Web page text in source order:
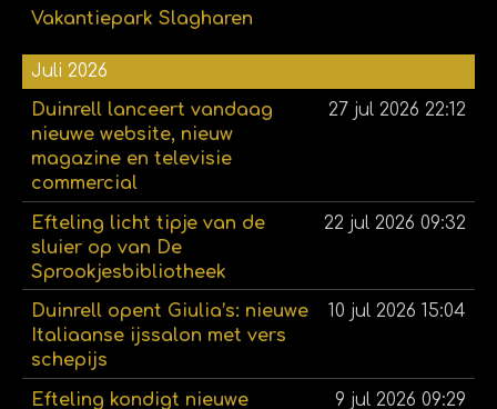
Vakantiepark Slagharen
Juli 2026
Duinrell lanceert vandaag
nieuwe website, nieuw
magazine en televisie
commercial
27 jul 2026 22:12
Efteling licht tipje van de
sluier op van De
Sprookjesbibliotheek
22 jul 2026 09:32
Duinrell opent Giulia’s: nieuwe
Italiaanse ijssalon met vers
schepijs
10 jul 2026 15:04
Efteling kondigt nieuwe
9 jul 2026 09:29